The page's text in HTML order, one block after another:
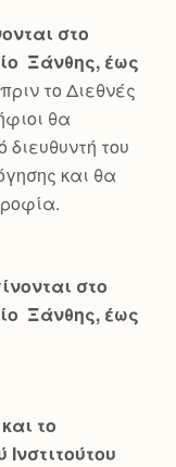
στο
Ξάνθης, έως
το Διεθνές
θα
διευθυντή του
και θα
στο
Ξάνθης, έως
το